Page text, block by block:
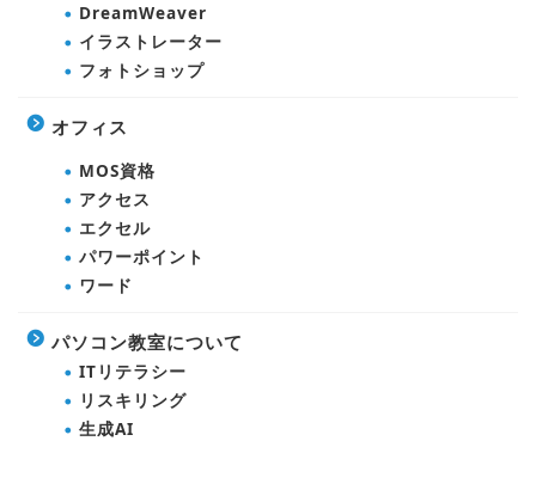
DreamWeaver
イラストレーター
フォトショップ
オフィス
MOS資格
アクセス
エクセル
パワーポイント
ワード
パソコン教室について
ITリテラシー
リスキリング
生成AI